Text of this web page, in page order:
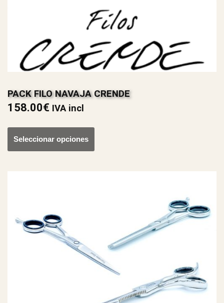
PACK FILO NAVAJA CRENDE
158.00€ IVA incl
Seleccionar opciones